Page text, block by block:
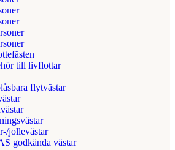
till livflottar
flytvästar
jollevästar
godkända västar